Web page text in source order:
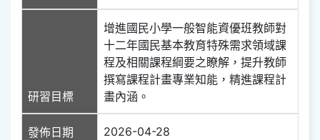
研習目標
增進國民小學一般智能資優班教師對
十二年國民基本教育特殊需求領域課
程及相關課程綱要之瞭解，提升教師
撰寫課程計畫專業知能，精進課程計
畫內涵。
發佈日期 2026-04-28